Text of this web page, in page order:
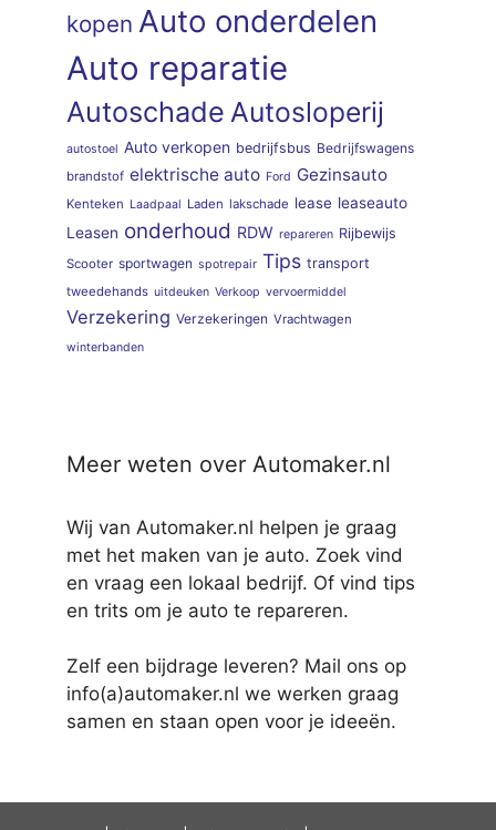
kopen Auto onderdelen
Auto reparatie
Autoschade Autosloperij
autostoel Auto verkopen bedrijfsbus Bedrijfswagens
brandstof elektrische auto Ford Gezinsauto
Kenteken Laadpaal Laden lakschade lease leaseauto
Leasen onderhoud RDW repareren Rijbewijs
Scooter sportwagen spotrepair Tips transport
tweedehands uitdeuken Verkoop vervoermiddel
Verzekering Verzekeringen Vrachtwagen
winterbanden
Meer weten over Automaker.nl
Wij van Automaker.nl helpen je graag
met het maken van je auto. Zoek vind
en vraag een lokaal bedrijf. Of vind tips
en trits om je auto te repareren.
Zelf een bijdrage leveren? Mail ons op
info(a)automaker.nl we werken graag
samen en staan open voor je ideeën.